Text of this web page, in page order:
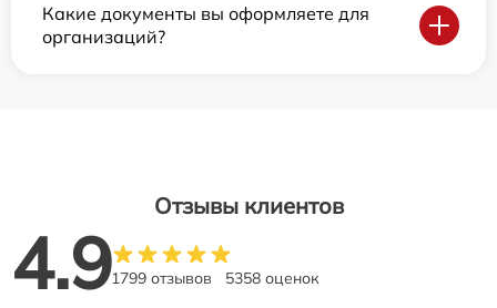
Какие документы вы оформляете для
организаций?
Отзывы клиентов
4.91799 отзывов 5358 оценок